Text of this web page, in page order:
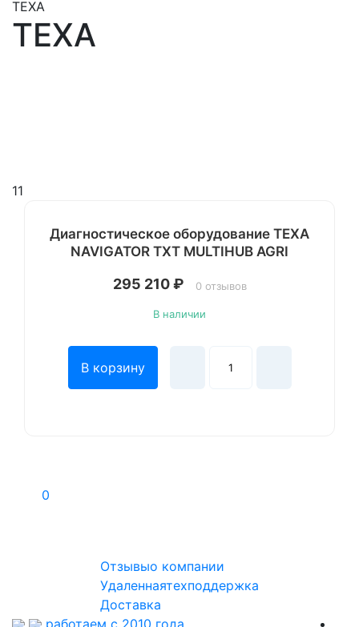
TEXA
TEXA
11
Диагностическое оборудование TEXA
NAVIGATOR TXT MULTIHUB AGRI
295 210 ₽ 0 отзывов
В наличии
В корзину
0
Отзывыо компании
Удаленнаятехподдержка
Доставка
работаем с 2010 года